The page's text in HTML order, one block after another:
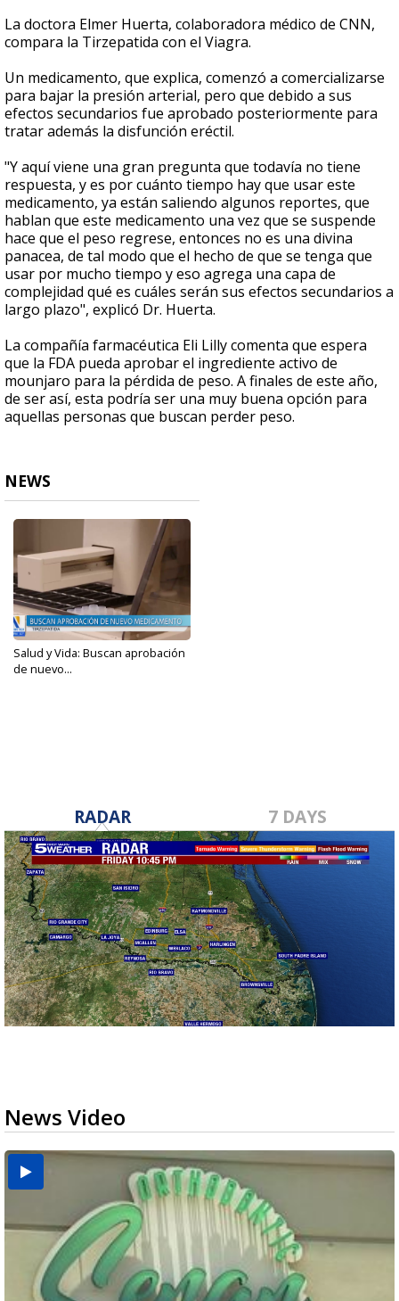
La doctora Elmer Huerta, colaboradora médico de CNN,
compara la Tirzepatida con el Viagra.
Un medicamento, que explica, comenzó a comercializarse
para bajar la presión arterial, pero que debido a sus
efectos secundarios fue aprobado posteriormente para
tratar además la disfunción eréctil.
"Y aquí viene una gran pregunta que todavía no tiene
respuesta, y es por cuánto tiempo hay que usar este
medicamento, ya están saliendo algunos reportes, que
hablan que este medicamento una vez que se suspende
hace que el peso regrese, entonces no es una divina
panacea, de tal modo que el hecho de que se tenga que
usar por mucho tiempo y eso agrega una capa de
complejidad qué es cuáles serán sus efectos secundarios a
largo plazo", explicó Dr. Huerta.
La compañía farmacéutica Eli Lilly comenta que espera
que la FDA pueda aprobar el ingrediente activo de
mounjaro para la pérdida de peso. A finales de este año,
de ser así, esta podría ser una muy buena opción para
aquellas personas que buscan perder peso.
NEWS
Salud y Vida: Buscan aprobación
de nuevo...
RADAR 7 DAYS
News Video